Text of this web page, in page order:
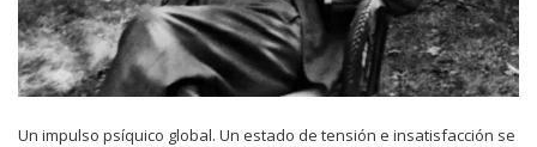
Un impulso psíquico global. Un estado de tensión e insatisfacción se